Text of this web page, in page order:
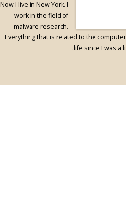
Now I live in New York. I
work in the field of
malware research.
Everything that is related to the
life since I was a